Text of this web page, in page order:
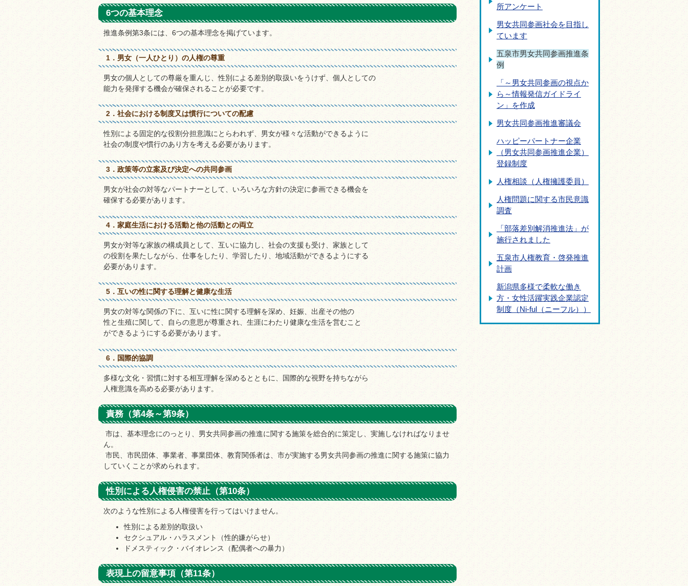
6つの基本理念
推進条例第3条には、6つの基本理念を掲げています。
1．男女（一人ひとり）の人権の尊重
男女の個人としての尊厳を重んじ、性別による差別的取扱いをうけず、個人としての
能力を発揮する機会が確保されることが必要です。
2．社会における制度又は慣行についての配慮
性別による固定的な役割分担意識にとらわれず、男女が様々な活動ができるように
社会の制度や慣行のあり方を考える必要があります。
3．政策等の立案及び決定への共同参画
男女が社会の対等なパートナーとして、いろいろな方針の決定に参画できる機会を
確保する必要があります。
4．家庭生活における活動と他の活動との両立
男女が対等な家族の構成員として、互いに協力し、社会の支援も受け、家族として
の役割を果たしながら、仕事をしたり、学習したり、地域活動ができるようにする
必要があります。
5．互いの性に関する理解と健康な生活
男女の対等な関係の下に、互いに性に関する理解を深め、妊娠、出産その他の
性と生殖に関して、自らの意思が尊重され、生涯にわたり健康な生活を営むこと
ができるようにする必要があります。
6．国際的協調
多様な文化・習慣に対する相互理解を深めるとともに、国際的な視野を持ちながら
人権意識を高める必要があります。
責務（第4条～第9条）
市は、基本理念にのっとり、男女共同参画の推進に関する施策を総合的に策定し、実施しなければなりませ
ん。
市民、市民団体、事業者、事業団体、教育関係者は、市が実施する男女共同参画の推進に関する施策に協力
していくことが求められます。
性別による人権侵害の禁止（第10条）
次のような性別による人権侵害を行ってはいけません。
性別による差別的取扱い
セクシュアル・ハラスメント（性的嫌がらせ）
ドメスティック・バイオレンス（配偶者への暴力）
表現上の留意事項（第11条）
所アンケート
男女共同参画社会を目指し
ています
五泉市男女共同参画推進条
例
「～男女共同参画の視点か
ら～情報発信ガイドライ
ン」を作成
男女共同参画推進審議会
ハッピーパートナー企業
（男女共同参画推進企業）
登録制度
人権相談（人権擁護委員）
人権問題に関する市民意識
調査
「部落差別解消推進法」が
施行されました
五泉市人権教育・啓発推進
計画
新潟県多様で柔軟な働き
方・女性活躍実践企業認定
制度（Ni-ful（ニーフル））